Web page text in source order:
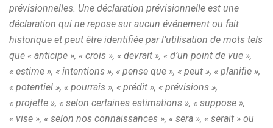
prévisionnelles. Une déclaration prévisionnelle est une
déclaration qui ne repose sur aucun événement ou fait
historique et peut être identifiée par l’utilisation de mots tels
que « anticipe », « crois », « devrait », « d’un point de vue »,
« estime », « intentions », « pense que », « peut », « planifie »,
« potentiel », « pourrais », « prédit », « prévisions »,
« projette », « selon certaines estimations », « suppose »,
« vise », « selon nos connaissances », « sera », « serait » ou